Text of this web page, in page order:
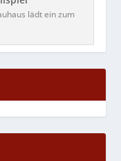
lädt ein zum